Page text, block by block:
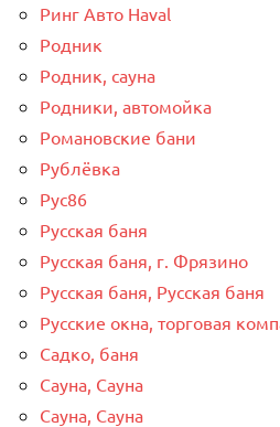
Ринг Авто Haval
Родник
Родник, сауна
Родники, автомойка
Романовские бани
Рублёвка
Рус86
Русская баня
Русская баня, г. Фрязино
Русская баня, Русская баня
Русские окна, торговая
Садко, баня
Сауна, Сауна
Сауна, Сауна